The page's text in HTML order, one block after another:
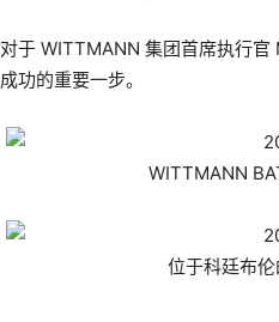
对于 WITTMANN 集团首席执行
成功的重要一步。
WITTMANN
位于科廷布